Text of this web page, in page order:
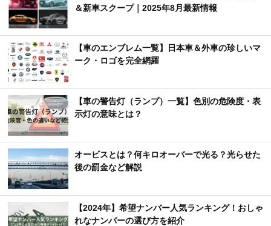
＆新車スクープ｜2025年8月最新情報
【車のエンブレム一覧】日本車＆外車の珍しいマ
ーク・ロゴを完全網羅
【車の警告灯（ランプ）一覧】色別の危険度・表
示灯の意味とは？
オービスとは？何キロオーバーで光る？光らせた
後の罰金など解説
【2024年】希望ナンバー人気ランキング！おしゃ
れなナンバーの選び方を紹介